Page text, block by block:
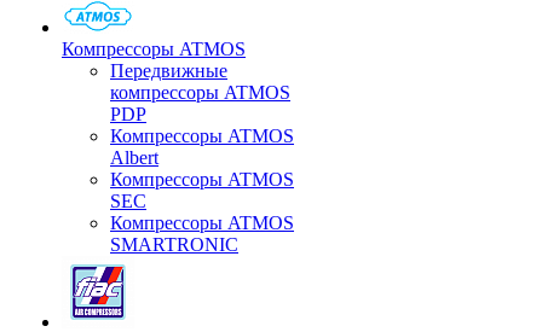
Компрессоры ATMOS
Передвижные
компрессоры ATMOS
PDP
Компрессоры ATMOS
Albert
Компрессоры ATMOS
SEC
Компрессоры ATMOS
SMARTRONIC